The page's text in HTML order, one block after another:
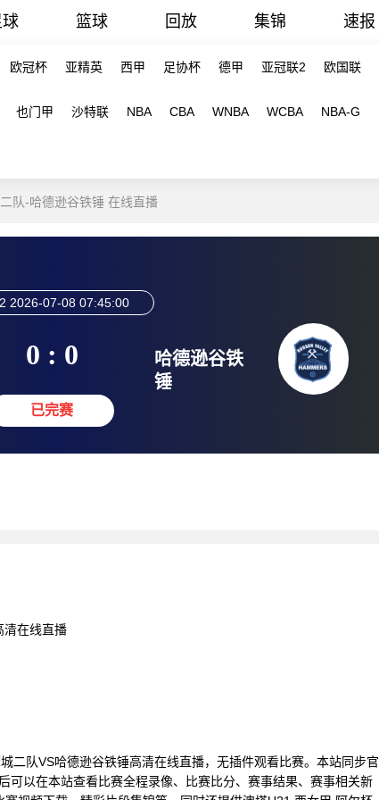
球 篮球 回放 集锦 速报
欧冠杯 亚精英 西甲 足协杯 德甲 亚冠联2 欧国联
也门甲 沙特联 NBA CBA WNBA WCBA NBA-G
队-哈德逊谷铁锤 在线直播
2026-07-08 07:45:00
0 : 0
已完赛
哈德逊谷铁
锤
清在线直播
二队VS哈德逊谷铁锤高清在线直播，无插件观看比赛。本站同步官
可以在本站查看比赛全程录像、比赛比分、赛事结果、赛事相关新